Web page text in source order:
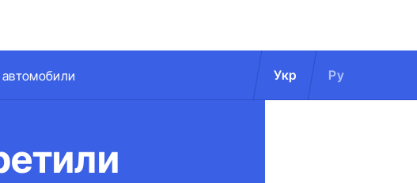
Укр Ру